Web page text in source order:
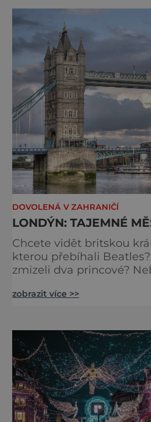
čtyřčlenná údržbářská
hadry a kbelíky s
DOVOLENÁ V ZAHRANIČÍ
LONDÝN: TAJEMNÉ
Chcete vidět britskou
kterou přebíhali
zmizeli dva princové?
jak to všechno stihnout? Kouzelný Londýn
sebe. Pokud už nemáte
Buckinghamského
odjíždět královnu Alž
zobrazit více >>